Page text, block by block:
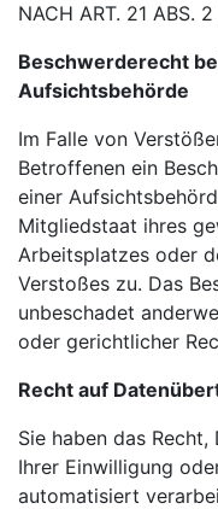
NACH ART. 21 ABS. 2
Beschwerderecht
Aufsichtsbehörde
Im Falle von
Betroffenen ein
einer
Mitgliedstaat ihres
Arbeitsplatzes oder
Verstoßes zu. Das
unbeschadet
oder gerichtlicher
Recht auf
Sie haben das
Ihrer Einwilligung
automatisiert